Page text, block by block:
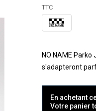
TTC
NO NAME
s'adapteront
En achetant
Votre panier